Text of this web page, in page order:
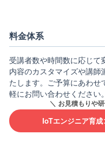
料金体系
受講者数や時間数に応じて
内容のカスタマイズや講師
たします。ご予算にあわ
軽にお問い合わせください。
IoTエンジニア育